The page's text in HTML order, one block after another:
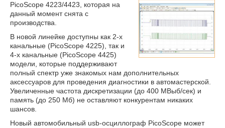
PicoScope 4223/4423, которая на
данный момент снята с
производства.
В новой линейке доступны как 2-х
канальные (PicoScope 4225), так и
4-х канальные (PicoScope 4425)
модели, которые поддерживают
полный спектр уже знакомых нам дополнительных
аксессуаров для проведения диагностики в автомастерской.
Увеличенные частота дискретизации (до 400 МВыб/сек) и
память (до 250 Мб) не оставляют конкурентам никаких
шансов.
Новый автомобильный usb-осциллограф PicoScope может